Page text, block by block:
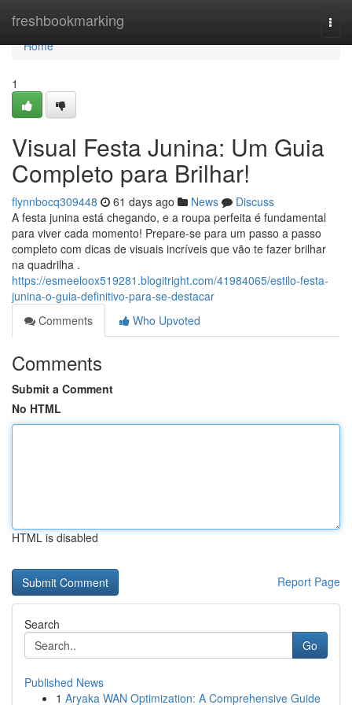
freshbookmarking
Home
Home
1
Visual Festa Junina: Um Guia
Completo para Brilhar!
flynnbocq309448 61 days ago News
Discuss
A festa junina está chegando, e a roupa perfeita é fundamental
para viver cada momento! Prepare-se para um passo a passo
completo com dicas de visuais incríveis que vão te fazer brilhar
na quadrilha .
https://esmeeloox519281.blogitright.com/41984065/estilo-festa-
junina-o-guia-definitivo-para-se-destacar
Comments
Who Upvoted
Comments
Submit a Comment
No HTML
HTML is disabled
Report Page
Search
Go
Published News
1 Aryaka WAN Optimization: A Comprehensive Guide